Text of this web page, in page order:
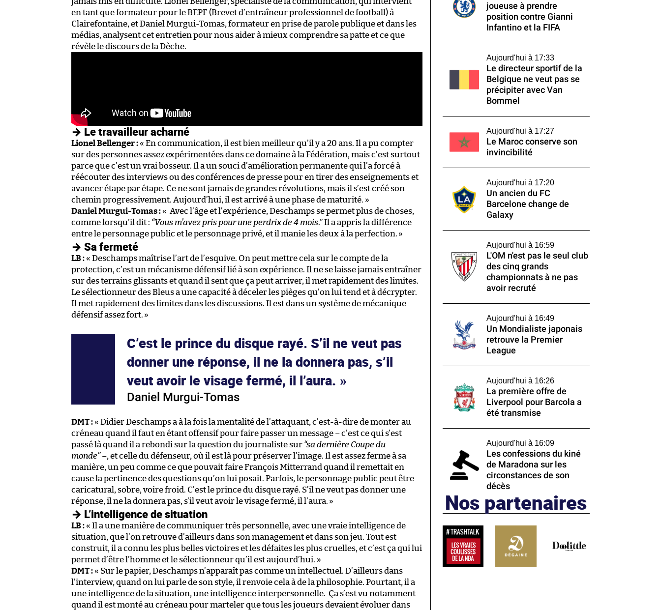
en tant que formateur pour le BEPF (Brevet d’entraîneur professionnel de football) à
Clairefontaine, et Daniel Murgui-Tomas, formateur en prise de parole publique et dans les
médias, analysent cet entretien pour nous aider à mieux comprendre sa patte et ce que
révèle le discours de la Dèche.
→ Le travailleur acharné
Lionel Bellenger: « En communication, il est bien meilleur qu’il y a 20 ans. Il a pu compter
sur des personnes assez expérimentées dans ce domaine à la Fédération, mais c’est surtout
parce que c’est un vrai bosseur. Il a un souci d’amélioration permanente qui l’a forcé à
réécouter des interviews ou des conférences de presse pour en tirer des enseignements et
avancer étape par étape. Ce ne sont jamais de grandes révolutions, mais il s’est créé son
chemin progressivement. Aujourd’hui, il est arrivé à une phase de maturité. »
Daniel Murgui-Tomas : « Avec l’âge et l’expérience, Deschamps se permet plus de choses,
comme lorsqu’il dit : “Vous m’avez pris pour une perdrix de 4 mois.” Il a appris la différence
entre le personnage public et le personnage privé, et il manie les deux à la perfection. »
→ Sa fermeté
LB : « Deschamps maîtrise l’art de l’esquive. On peut mettre cela sur le compte de la
protection, c’est un mécanisme défensif lié à son expérience. Il ne se laisse jamais entraîner
sur des terrains glissants et quand il sent que ça peut arriver, il met rapidement des limites.
Le sélectionneur des Bleus a une capacité à déceler les pièges qu’on lui tend et à décrypter.
Il met rapidement des limites dans les discussions. Il est dans un système de mécanique
défensif assez fort. »
C’est le prince du disque rayé. S’il ne veut pas
donner une réponse, il ne la donnera pas, s’il
veut avoir le visage fermé, il l’aura.
Daniel Murgui-Tomas
DMT : « Didier Deschamps a à la fois la mentalité de l’attaquant, c’est-à-dire de monter au
créneau quand il faut en étant offensif pour faire passer un message – c’est ce qui s’est
passé là quand il a rebondi sur la question du journaliste sur “sa dernière Coupe du
monde”–, et celle du défenseur, où il est là pour préserver l’image. Il est assez ferme à sa
manière, un peu comme ce que pouvait faire François Mitterrand quand il remettait en
cause la pertinence des questions qu’on lui posait. Parfois, le personnage public peut être
caricatural, sobre, voire froid. C’est le prince du disque rayé. S’il ne veut pas donner une
réponse, il ne la donnera pas, s’il veut avoir le visage fermé, il l’aura. »
→ L’intelligence de situation
LB : « Il a une manière de communiquer très personnelle, avec une vraie intelligence de
situation, que l’on retrouve d’ailleurs dans son management et dans son jeu. Tout est
construit, il a connu les plus belles victoires et les défaites les plus cruelles, et c’est ça qui lui
permet d’être l’homme et le sélectionneur qu’il est aujourd’hui. »
DMT : « Sur le papier, Deschamps n’apparaît pas comme un intellectuel. D’ailleurs dans
l’interview, quand on lui parle de son style, il renvoie cela à de la philosophie. Pourtant, il a
une intelligence de la situation, une intelligence interpersonnelle. Ça s’est vu notamment
quand il est monté au créneau pour marteler que tous les joueurs devaient évoluer dans
joueuse à prendre
position contre Gianni
Infantino et la FIFA
Aujourd'hui à 17:33
Le directeur sportif de la
Belgique ne veut pas se
précipiter avec Van
Bommel
Aujourd'hui à 17:27
Le Maroc conserve son
invincibilité
Aujourd'hui à 17:20
Un ancien du FC
Barcelone change de
Galaxy
Aujourd'hui à 16:59
L'OM n'est pas le seul club
des cinq grands
championnats à ne pas
avoir recruté
Aujourd'hui à 16:49
Un Mondialiste japonais
retrouve la Premier
League
Aujourd'hui à 16:26
La première offre de
Liverpool pour Barcola a
été transmise
Aujourd'hui à 16:09
Les confessions du kiné
de Maradona sur les
circonstances de son
décès
Nos partenaires